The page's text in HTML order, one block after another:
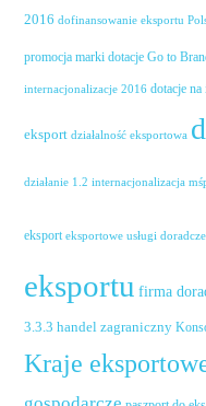
2016 dofinansowanie eksportu
promocja marki dotacje Go to
internacjonalizacje 2016 dotacje
eksport działalność eksportowa
działanie 1.2 internacjonalizacja
eksport eksportowe usługi doradcze
eksportu firma
3.3.3 handel zagraniczny
Kraje